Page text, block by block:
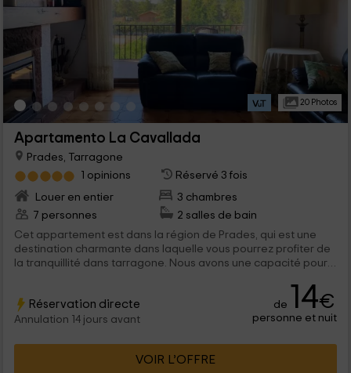
20 Photos
Apartamento La Cavallada
Prades, Tarragone
1 opinions
Réservé 3 fois
Louer en entier
3 chambres
7 personnes
2 salles de bain
Cet appartement est dans la région de Prades, qui est une
destination charmante dans laquelle vous pourrez profiter de
la tranquillité dans tarragone. Nous avons une capacité pour 7
attendons!
Réservation directe
Annulation 14 jours avant
de 14€
personne et nuit
VOIR L’OFFRE